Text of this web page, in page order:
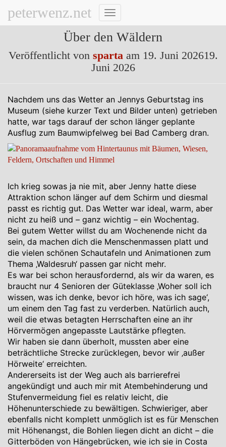
peterwenz.net
Navigation
umschalten
Über den Wäldern
Veröffentlicht von spartaam 19. Juni 202619.
Juni 2026
Nachdem uns das Wetter an Jennys Geburtstag ins
Museum (siehe kurzer Text und Bilder unten) getrieben
hatte, war tags darauf der schon länger geplante
Ausflug zum Baumwipfelweg bei Bad Camberg dran.
Ich krieg sowas ja nie mit, aber Jenny hatte diese
Attraktion schon länger auf dem Schirm und diesmal
passt es richtig gut. Das Wetter war ideal, warm, aber
nicht zu heiß und – ganz wichtig – ein Wochentag.
Bei gutem Wetter willst du am Wochenende nicht da
sein, da machen dich die Menschenmassen platt und
die vielen schönen Schautafeln und Animationen zum
Thema ‚Waldesruh‘ passen gar nicht mehr.
Es war bei schon herausfordernd, als wir da waren, es
braucht nur 4 Senioren der Güteklasse ‚Woher soll ich
wissen, was ich denke, bevor ich höre, was ich sage‘,
um einem den Tag fast zu verderben. Natürlich auch,
weil die etwas betagten Herrschaften eine an ihr
Hörvermögen angepasste Lautstärke pflegten.
Wir haben sie dann überholt, mussten aber eine
beträchtliche Strecke zurücklegen, bevor wir ‚außer
Hörweite‘ erreichten.
Andererseits ist der Weg auch als barrierefrei
angekündigt und auch mir mit Atembehinderung und
Stufenvermeidung fiel es relativ leicht, die
Höhenunterschiede zu bewältigen. Schwieriger, aber
ebenfalls nicht komplett unmöglich ist es für Menschen
mit Höhenangst, die Bohlen liegen dicht an dicht – die
Gitterböden von Hängebrücken, wie ich sie in Costa